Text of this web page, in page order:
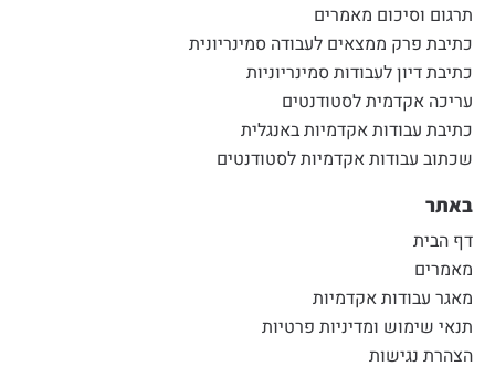
תרגום וסיכום מאמרים
כתיבת פרק ממצאים לעבודה סמינריונית
כתיבת דיון לעבודות סמינריוניות
עריכה אקדמית לסטודנטים
כתיבת עבודות אקדמיות באנגלית
שכתוב עבודות אקדמיות לסטודנטים
באתר
דף הבית
מאמרים
מאגר עבודות אקדמיות
תנאי שימוש ומדיניות פרטיות
הצהרת נגישות